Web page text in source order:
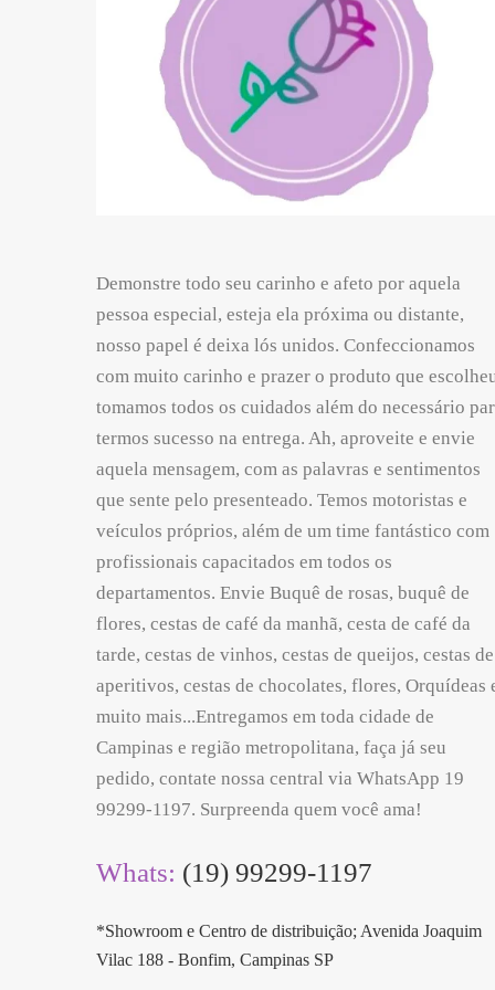
Demonstre todo seu carinho e afeto por aquela
pessoa especial, esteja ela próxima ou distante,
nosso papel é deixa lós unidos. Confeccionamos
com muito carinho e prazer o produto que
tomamos todos os cuidados além do necessário
termos sucesso na entrega. Ah, aproveite e envie
aquela mensagem, com as palavras e sentimentos
que sente pelo presenteado. Temos motoristas e
veículos próprios, além de um time fantástico com
profissionais capacitados em todos os
departamentos. Envie Buquê de rosas, buquê de
flores, cestas de café da manhã, cesta de café da
tarde, cestas de vinhos, cestas de queijos, cestas de
aperitivos, cestas de chocolates, flores, Orquídeas
muito mais...Entregamos em toda cidade de
Campinas e região metropolitana, faça já seu
pedido, contate nossa central via WhatsApp 19
99299-1197. Surpreenda quem você ama!
Whats: (19) 99299-1197
*Showroom e Centro de distribuição; Avenida Joaquim
Vilac 188 - Bonfim, Campinas SP